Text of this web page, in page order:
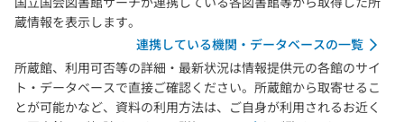
蔵情報を表示します。
連携している機関・データベースの一覧
所蔵館、利用可否等の詳細・最新状況は情報提供元の各館のサイ
ト・データベースで直接ご確認ください。所蔵館から取寄せるこ
とが可能かなど、資料の利用方法は、ご自身が利用されるお近く